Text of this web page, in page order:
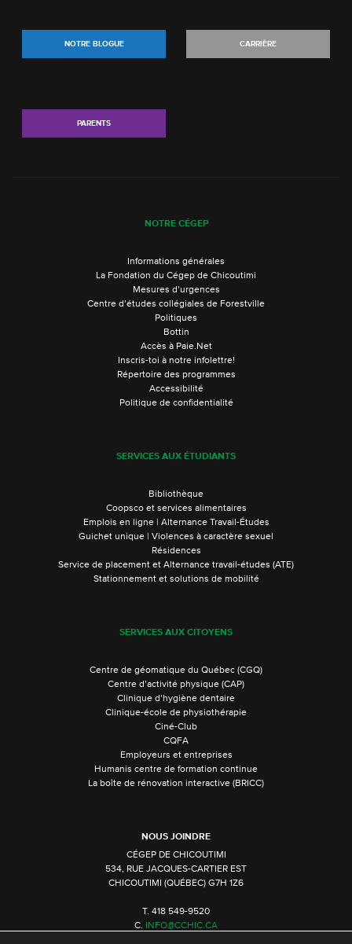
NOTRE BLOGUE CARRIÈRE
PARENTS
NOTRE CÉGEP
Informations générales
La Fondation du Cégep de Chicoutimi
Mesures d’urgences
Centre d’études collégiales de Forestville
Politiques
Bottin
Accès à Paie.Net
Inscris-toi à notre infolettre!
Répertoire des programmes
Accessibilité
Politique de confidentialité
SERVICES AUX ÉTUDIANTS
Bibliothèque
Coopsco et services alimentaires
Emplois en ligne | Alternance Travail-Études
Guichet unique | Violences à caractère sexuel
Résidences
Service de placement et Alternance travail-études (ATE)
Stationnement et solutions de mobilité
SERVICES AUX CITOYENS
Centre de géomatique du Québec (CGQ)
Centre d’activité physique (CAP)
Clinique d’hygiène dentaire
Clinique-école de physiothérapie
Ciné-Club
CQFA
Employeurs et entreprises
Humanis centre de formation continue
La boîte de rénovation interactive (BRICC)
NOUS JOINDRE
CÉGEP DE CHICOUTIMI
534, RUE JACQUES-CARTIER EST
CHICOUTIMI (QUÉBEC) G7H 1Z6
T. 418 549-9520
C.
INFO@CCHIC.CA